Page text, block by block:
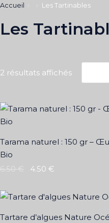
Accueil Les Tartinables
Les
2 résultats affichés
Tarama naturel : 150 gr –
Bio
6.50€ 4.50 €
Tartare d’algues Nature